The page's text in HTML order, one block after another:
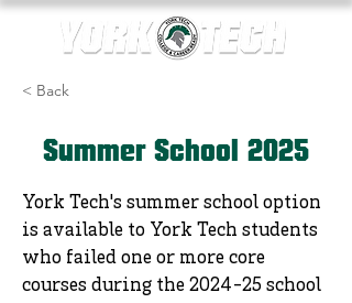
< Back
Summer School 2025
York Tech's summer school option
is available to York Tech students
who failed one or more core
courses during the 2024-25 school